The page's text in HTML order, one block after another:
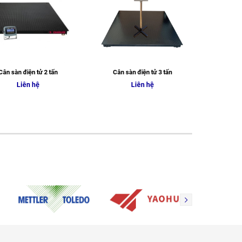
sàn điện tử 2 tấn
Liên hệ
Cân sàn điện tử 3 tấn
Liên hệ